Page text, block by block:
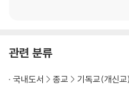
참고문헌
관련 분류
국내도서 종교 기독교(개신교)